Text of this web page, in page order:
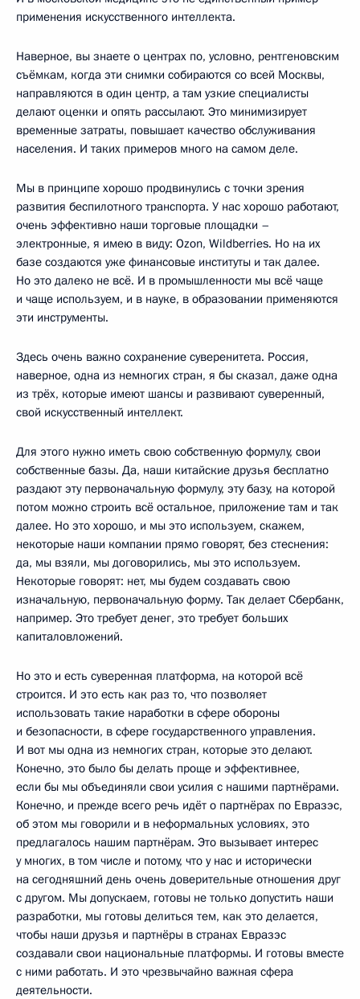
применения искусственного интеллекта.
Наверное, вы знаете о центрах по, условно, рентгеновским
съёмкам, когда эти снимки собираются со всей Москвы,
направляются в один центр, а там узкие специалисты
делают оценки и опять рассылают. Это минимизирует
временные затраты, повышает качество обслуживания
населения. И таких примеров много на самом деле.
Мы в принципе хорошо продвинулись с точки зрения
развития беспилотного транспорта. У нас хорошо работают,
очень эффективно наши торговые площадки –
электронные, я имею в виду: Ozon, Wildberries. Но на их
базе создаются уже финансовые институты и так далее.
Но это далеко не всё. И в промышленности мы всё чаще
и чаще используем, и в науке, в образовании применяются
эти инструменты.
Здесь очень важно сохранение суверенитета. Россия,
наверное, одна из немногих стран, я бы сказал, даже одна
из трёх, которые имеют шансы и развивают суверенный,
свой искусственный интеллект.
Для этого нужно иметь свою собственную формулу, свои
собственные базы. Да, наши китайские друзья бесплатно
раздают эту первоначальную формулу, эту базу, на которой
потом можно строить всё остальное, приложение там и так
далее. Но это хорошо, и мы это используем, скажем,
некоторые наши компании прямо говорят, без стеснения:
да, мы взяли, мы договорились, мы это используем.
Некоторые говорят: нет, мы будем создавать свою
изначальную, первоначальную форму. Так делает Сбербанк,
например. Это требует денег, это требует больших
капиталовложений.
Но это и есть суверенная платформа, на которой всё
строится. И это есть как раз то, что позволяет
использовать такие наработки в сфере обороны
и безопасности, в сфере государственного управления.
И вот мы одна из немногих стран, которые это делают.
Конечно, это было бы делать проще и эффективнее,
если бы мы объединяли свои усилия с нашими партнёрами.
Конечно, и прежде всего речь идёт о партнёрах по Евразэс,
об этом мы говорили и в неформальных условиях, это
предлагалось нашим партнёрам. Это вызывает интерес
у многих, в том числе и потому, что у нас и исторически
на сегодняшний день очень доверительные отношения друг
с другом. Мы допускаем, готовы не только допустить наши
разработки, мы готовы делиться тем, как это делается,
чтобы наши друзья и партнёры в странах Евразэс
создавали свои национальные платформы. И готовы вместе
с ними работать. И это чрезвычайно важная сфера
деятельности.